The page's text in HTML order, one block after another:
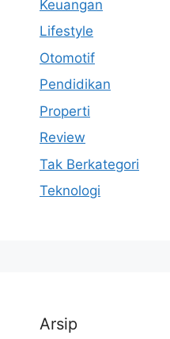
Keuangan
Lifestyle
Otomotif
Pendidikan
Properti
Review
Tak Berkategori
Teknologi
Arsip